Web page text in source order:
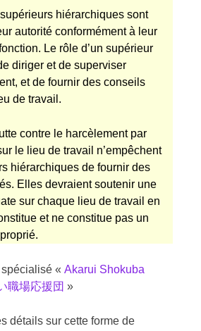
hiérarchiques sont
autorité conformément à leur
Le rôle d’un supérieur
diriger et de superviser
et de fournir des conseils
de travail.
contre le harcèlement par
le lieu de travail n’empêchent
hiérarchiques de fournir des
Elles devraient soutenir une
sur chaque lieu de travail en
et ne constitue pas un
« Akarui Shokuba
職場応援団 »
détails sur cette forme de